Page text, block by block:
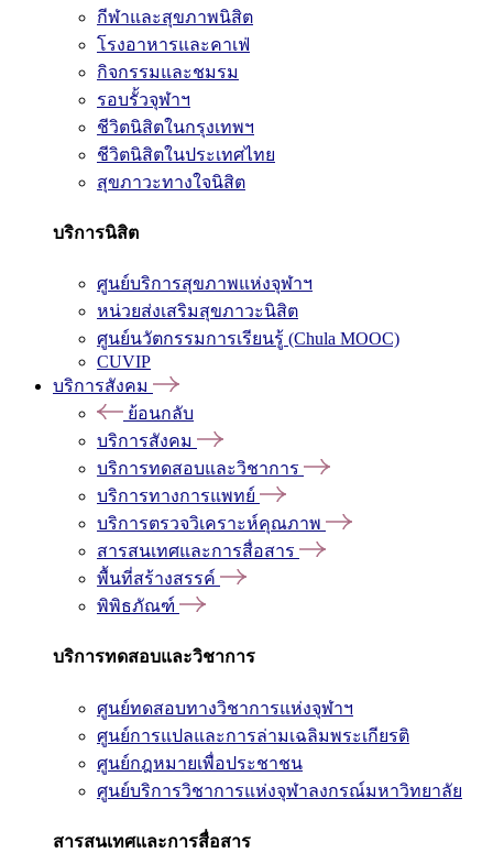
กีฬาและสุขภาพนิสิต
โรงอาหารและคาเฟ่
กิจกรรมและชมรม
รอบรั้วจุฬาฯ
ชีวิตนิสิตในกรุงเทพฯ
ชีวิตนิสิตในประเทศไทย
สุขภาวะทางใจนิสิต
บริการนิสิต
ศูนย์บริการสุขภาพแห่งจุฬาฯ
หน่วยส่งเสริมสุขภาวะนิสิต
ศูนย์นวัตกรรมการเรียนรู้ (Chula MOOC)
CUVIP
บริการสังคม
ย้อนกลับ
บริการสังคม
บริการทดสอบและวิชาการ
บริการทางการแพทย์
บริการตรวจวิเคราะห์คุณภาพ
สารสนเทศและการสื่อสาร
พื้นที่สร้างสรรค์
พิพิธภัณฑ์
บริการทดสอบและวิชาการ
ศูนย์ทดสอบทางวิชาการแห่งจุฬาฯ
ศูนย์การแปลและการล่ามเฉลิมพระเกียรติ
ศูนย์กฎหมายเพื่อประชาชน
ศูนย์บริการวิชาการแห่งจุฬาลงกรณ์มหาวิทยาลัย
สารสนเทศและการสื่อสาร